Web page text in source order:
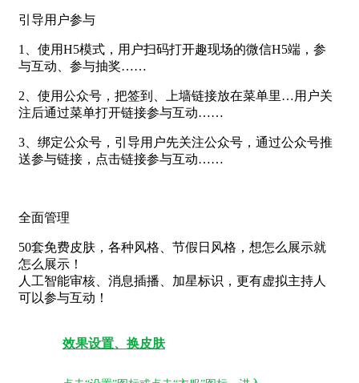
引导用户参与
1、使用H5模式，用户扫码打开趣现场的微信H5端，参
与互动、参与抽奖……
2、使用公众号，把签到、上墙链接放在菜单里…用户关
注后通过菜单打开链接参与互动……
3、绑定公众号，引导用户先关注公众号，通过公众号推
送参与链接，点击链接参与互动……
全面管理
50套免费皮肤，各种风格、节假日风格，想怎么展示就
怎么展示！
人工智能审核、消息插播、加星标识，更有虚拟主持人
可以参与互动！
效果设置、换皮肤